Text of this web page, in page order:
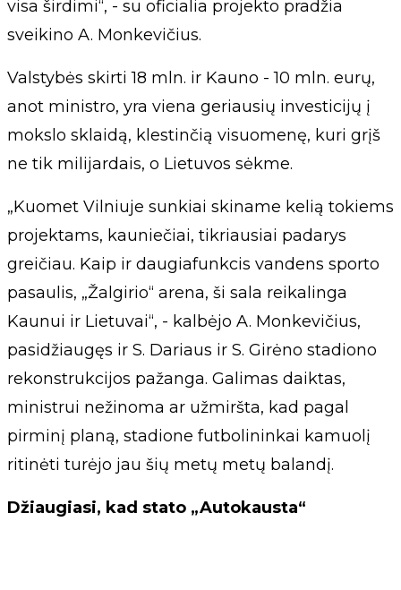
visa širdimi“, - su oficialia projekto pradžia
sveikino A. Monkevičius.
Valstybės skirti 18 mln. ir Kauno - 10 mln. eurų,
anot ministro, yra viena geriausių investicijų į
mokslo sklaidą, klestinčią visuomenę, kuri grįš
ne tik milijardais, o Lietuvos sėkme.
„Kuomet Vilniuje sunkiai skiname kelią tokiems
projektams, kauniečiai, tikriausiai padarys
greičiau. Kaip ir daugiafunkcis vandens sporto
pasaulis, „Žalgirio“ arena, ši sala reikalinga
Kaunui ir Lietuvai“, - kalbėjo A. Monkevičius,
pasidžiaugęs ir S. Dariaus ir S. Girėno stadiono
rekonstrukcijos pažanga. Galimas daiktas,
ministrui nežinoma ar užmiršta, kad pagal
pirminį planą, stadione futbolininkai kamuolį
ritinėti turėjo jau šių metų metų balandį.
Džiaugiasi, kad stato „Autokausta“